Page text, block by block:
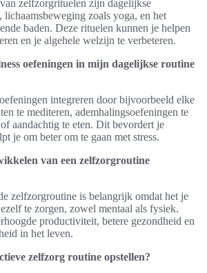
zelfzorgrituelen zijn dagelijkse
zoals yoga, en het
baden. Deze rituelen kunnen je helpen
en je algehele welzijn te verbeteren.
oefeningen in mijn dagelijkse routine
integreren door bijvoorbeeld elke
te mediteren, ademhalingsoefeningen te
aandachtig te eten. Dit bevordert je
je om beter om te gaan met stress.
van een zelfzorgroutine
zelfzorgroutine is belangrijk omdat het je
te zorgen, zowel mentaal als fysiek.
productiviteit, betere gezondheid en
in het leven.
zelfzorg routine opstellen?